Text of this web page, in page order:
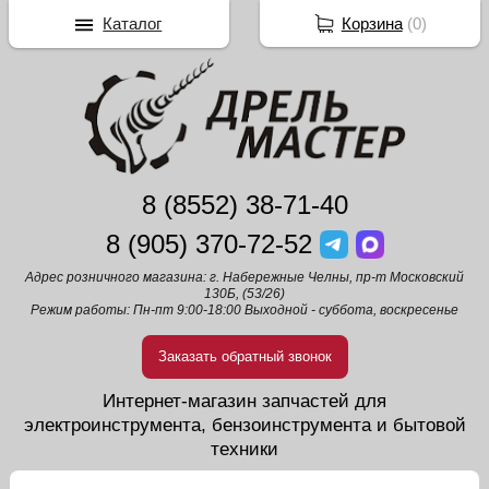
8 (8552) 38-71-40
8 (905) 370-72-52
Адрес розничного магазина: г. Набережные Челны, пр-т Московский
130Б, (53/26)
Режим работы: Пн-пт 9:00-18:00 Выходной - суббота, воскресенье
Заказать обратный звонок
Интернет-магазин запчастей для
электроинструмента, бензоинструмента и бытовой
техники
Корзина(0)
Каталог